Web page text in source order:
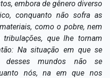
embora de gênero diverso
conquanto não sofra as
como o pobre, nem
que lhe tornam
Na situação em que se
desses mundos não se
nós, na em que nos